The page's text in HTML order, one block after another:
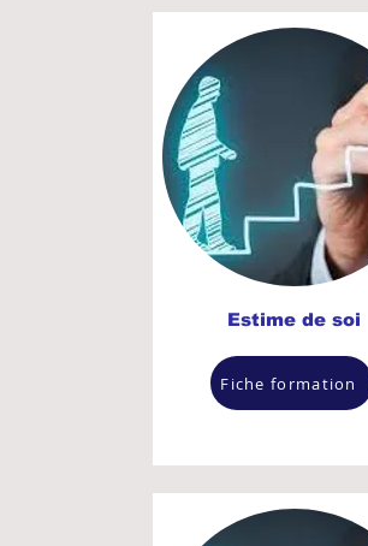
Estime de soi
Fiche formation